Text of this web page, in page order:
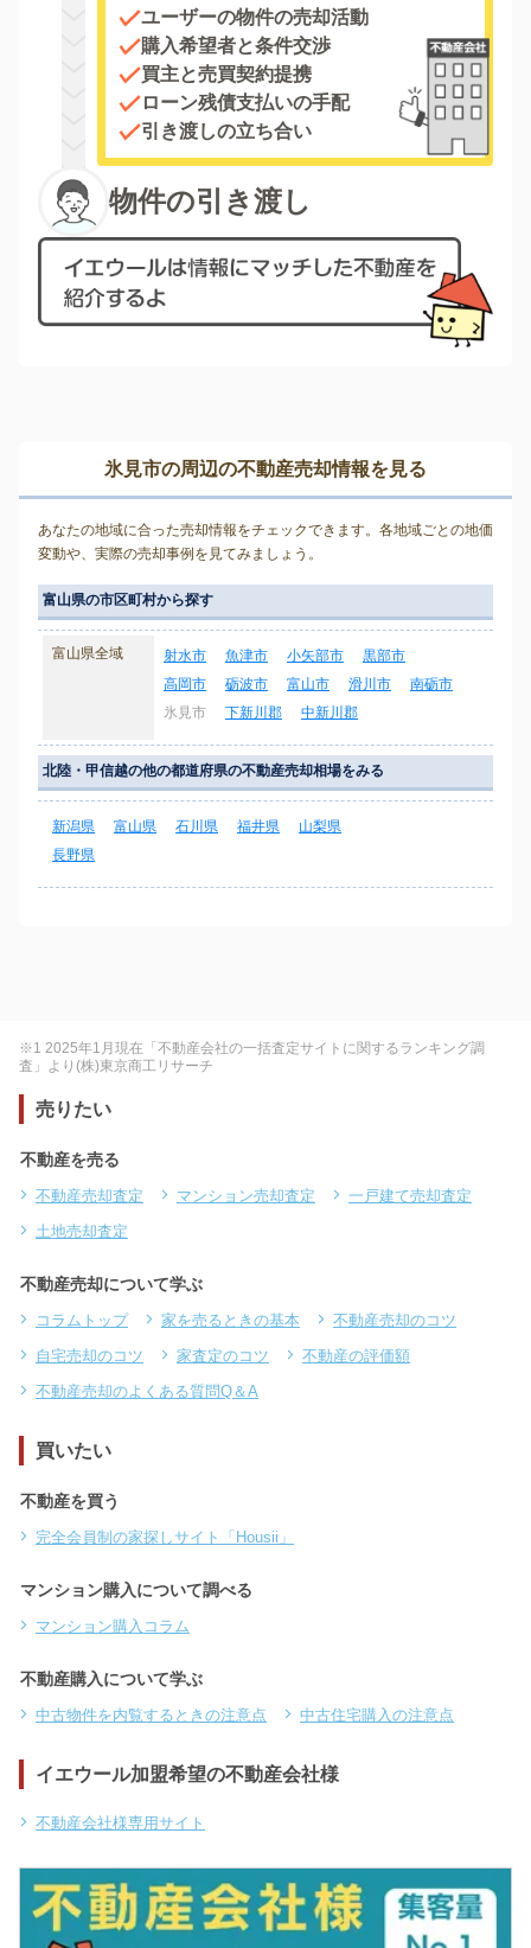
ユーザーの物件の売却活動
購入希望者と条件交渉
買主と売買契約提携
ローン残債支払いの手配
引き渡しの立ち合い
物件の引き渡し
氷見市の周辺の不動産売却情報を見る
あなたの地域に合った売却情報をチェックできます。各地域ごとの地価
変動や、実際の売却事例を見てみましょう。
富山県の市区町村から探す
富山県全域 射水市 魚津市 小矢部市
黒部市
高岡市
砺波市 富山市 滑川市
南砺市
氷見市
下新川郡 中新川郡
北陸・甲信越の他の都道府県の不動産売却相場をみる
新潟県 富山県 石川県 福井県
山梨県
長野県
※1 2025年1月現在「不動産会社の一括査定サイトに関するランキング調
査」より(株)東京商工リサーチ
売りたい
不動産を売る
不動産売却査定 マンション売却査定
一戸建て売却査定
土地売却査定
不動産売却について学ぶ
コラムトップ 家を売るときの基本
不動産売却のコツ
自宅売却のコツ
家査定のコツ
不動産の評価額
不動産売却のよくある質問Q＆A
買いたい
不動産を買う
完全会員制の家探しサイト「Housii」
マンション購入について調べる
マンション購入コラム
不動産購入について学ぶ
中古物件を内覧するときの注意点 中古住宅購入の注意点
イエウール加盟希望の不動産会社様
不動産会社様専用サイト